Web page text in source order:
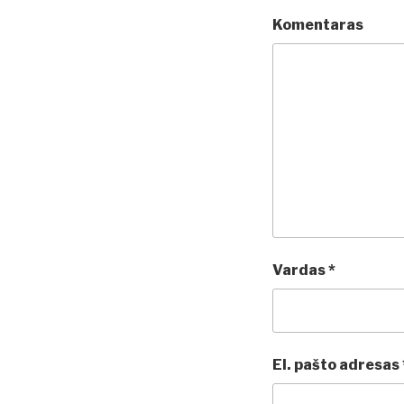
Komentaras
Vardas*
El. pašto adresas